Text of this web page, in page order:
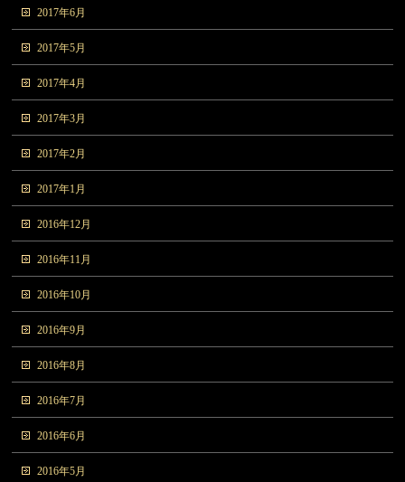
2017年6月
2017年5月
2017年4月
2017年3月
2017年2月
2017年1月
2016年12月
2016年11月
2016年10月
2016年9月
2016年8月
2016年7月
2016年6月
2016年5月